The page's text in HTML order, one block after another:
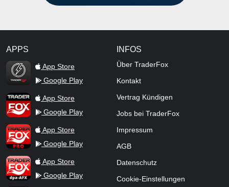
APPS
TraderFox Flash
App Store
Google Play
TraderFox AppApp Store
Google Play
TraderFox ProApp Store
Google Play
TraderFox dpa-AFX ProFeed
App Store
Google Play
INFOS
Über TraderFox
Kontakt
Vertrag Kündigen
Jobs bei TraderFox
Impressum
AGB
Datenschutz
Cookie-Einstellungen